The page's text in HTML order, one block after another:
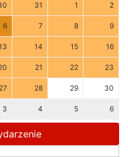
31 1 2
6 7 8 9
14 15 16
21 22 23
27 28 29 30
3 4 5 6